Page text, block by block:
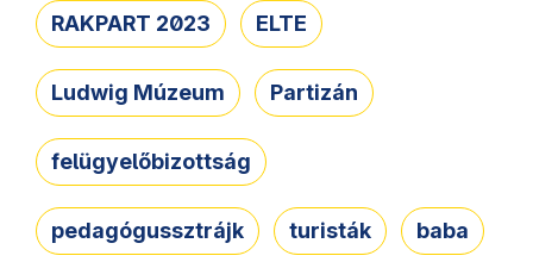
RAKPART 2023 ELTE
Ludwig Múzeum Partizán
felügyelőbizottság
pedagógussztrájk turisták baba